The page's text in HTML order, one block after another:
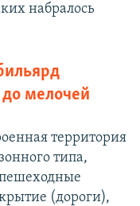
набралось
до мелочей
территория
типа,
(дороги),